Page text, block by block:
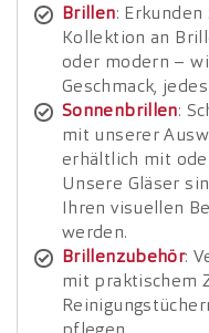
Brillen:
Kollektion an
oder modern –
Geschmack,
Sonnenbrillen:
mit unserer
erhältlich mit
Unsere Gläser
Ihren visuellen
werden.
Brillenzubehör:
mit praktischem